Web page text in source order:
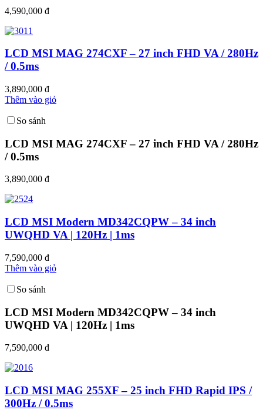
4,590,000 đ
LCD MSI MAG 274CXF – 27 inch FHD VA / 280Hz
/ 0.5ms
3,890,000 đ
Thêm vào giỏ
So sánh
LCD MSI MAG 274CXF – 27 inch FHD VA / 280Hz
/ 0.5ms
3,890,000 đ
LCD MSI Modern MD342CQPW – 34 inch
UWQHD VA | 120Hz | 1ms
7,590,000 đ
Thêm vào giỏ
So sánh
LCD MSI Modern MD342CQPW – 34 inch
UWQHD VA | 120Hz | 1ms
7,590,000 đ
LCD MSI MAG 255XF – 25 inch FHD Rapid IPS /
300Hz / 0.5ms